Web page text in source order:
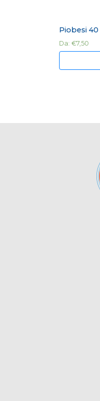
Piobesi 40
Da: €7,50